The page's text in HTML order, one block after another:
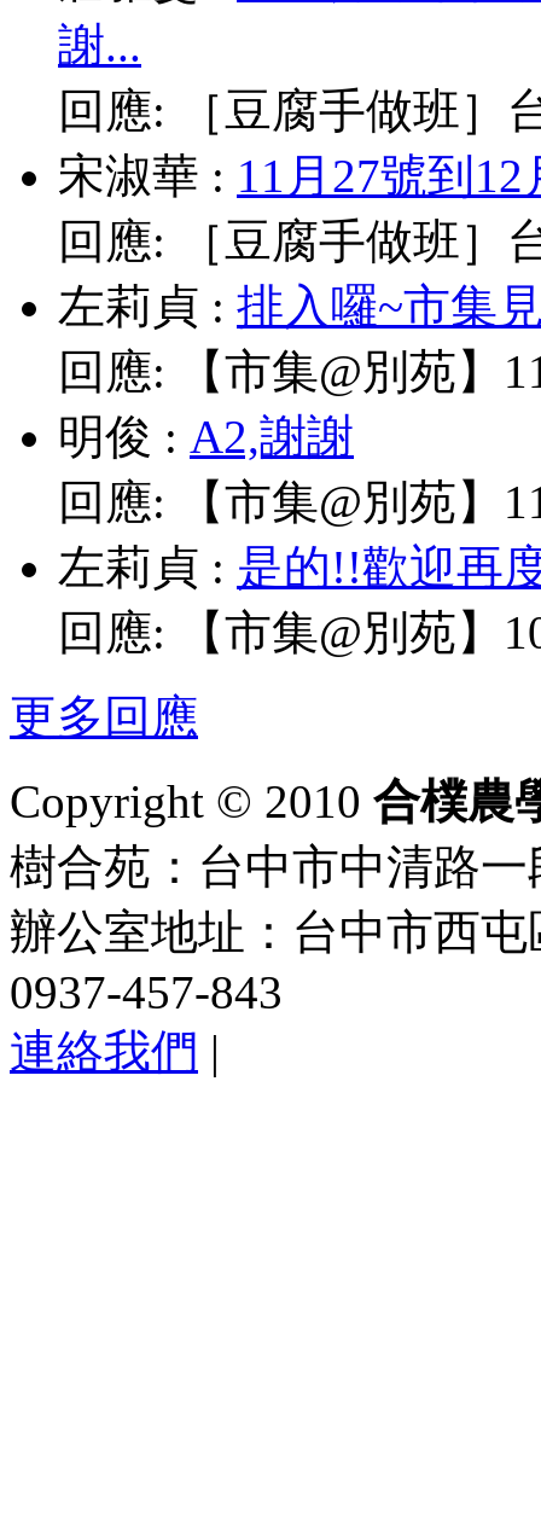
謝...
回應:
［豆腐手做班］
宋淑華 : 11月27號到
回應:
［豆腐手做班］
左莉貞 : 排入囉~市集
回應:
【市集@別苑】
明俊 : A2,謝謝
回應:
【市集@別苑】
左莉貞 : 是的!!歡迎再
回應:
【市集@別苑】
更多回應
Copyright © 2010 合樸農
樹合苑：台中市中清路一
辦公室地址：台中市西
0937-457-843
連絡我們 |